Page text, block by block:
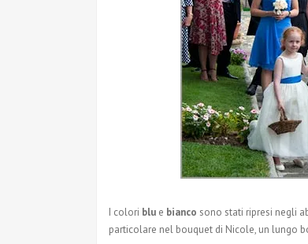
I colori blu e bianco sono stati ripresi negli
particolare nel bouquet di Nicole, un lungo